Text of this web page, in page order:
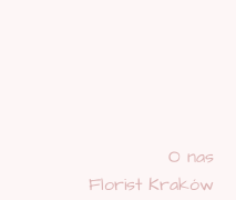
O nas
Florist Kraków